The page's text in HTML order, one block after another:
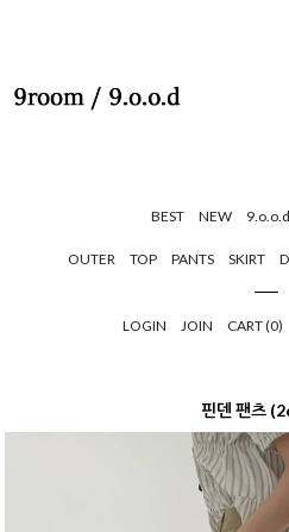
BEST NEW
OUTER TOP PANTS SKIRT
LOGIN JOIN CART (0)
핀덴 팬츠